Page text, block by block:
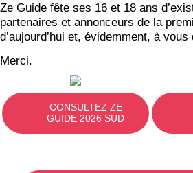
Ze Guide fête ses 16 et 18 ans
partenaires et annonceurs de la
d’aujourd’hui et, évidemment, à
Merci.
CONSULTEZ ZE
GUIDE 2026 SUD